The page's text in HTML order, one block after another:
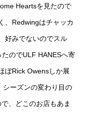
Heartsを見たので
、Redwingはチャッカ
好みでないのでスル
のでULF HANESへ寄
ぼRick Owensしか展
シーズンの変わり目の
、どこのお店もあま